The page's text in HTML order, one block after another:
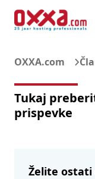
OXXA.com
Tukaj
prispevke
Želite ostati